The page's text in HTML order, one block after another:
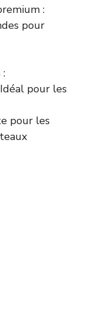
:
pour
:
pour les
pour les